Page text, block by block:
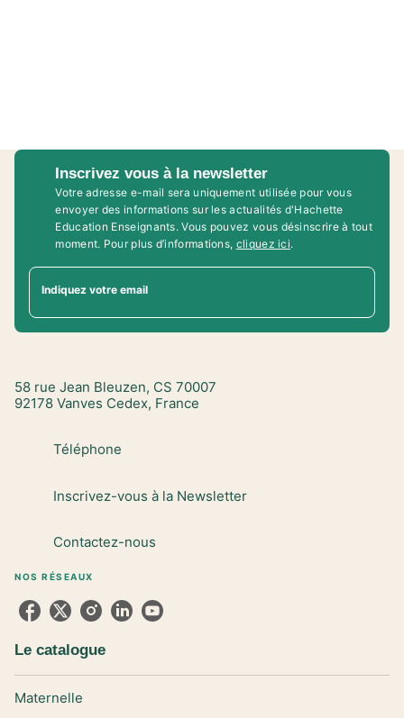
Inscrivez vous à la newsletter
Votre adresse e-mail sera uniquement utilisée pour vous
envoyer des informations sur les actualités d'Hachette
Education Enseignants. Vous pouvez vous désinscrire à tout
moment. Pour plus d’informations, cliquez ici.
Indiquez votre email
58 rue Jean Bleuzen, CS 70007
92178 Vanves Cedex, France
Téléphone
Inscrivez-vous à la Newsletter
Contactez-nous
NOS RÉSEAUX
Le catalogue
Maternelle